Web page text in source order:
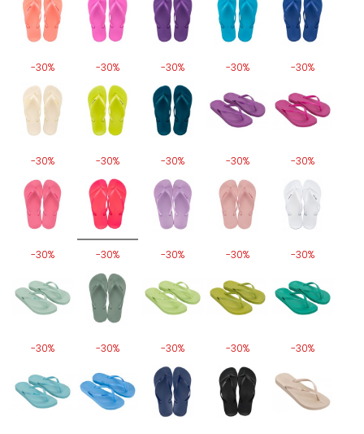
-30% -30% -30% -30% -30%
-30% -30% -30% -30% -30%
-30% -30% -30% -30% -30%
-30% -30% -30% -30% -30%